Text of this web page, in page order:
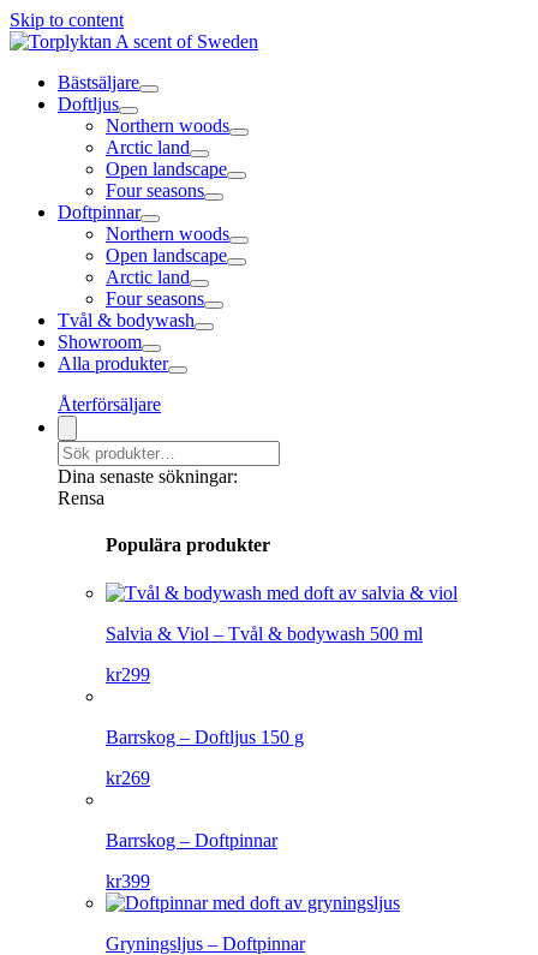
Skip to content
Bästsäljare
Doftljus
Northern woods
Arctic land
Open landscape
Four seasons
Doftpinnar
Northern woods
Open landscape
Arctic land
Four seasons
Tvål & bodywash
Showroom
Alla produkter
Återförsäljare
Dina senaste sökningar:
Rensa
Populära produkter
Salvia & Viol – Tvål & bodywash 500 ml
kr299
Barrskog – Doftljus 150 g
kr269
Barrskog – Doftpinnar
kr399
Gryningsljus – Doftpinnar